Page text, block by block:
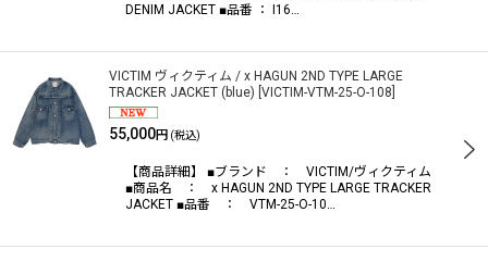
DENIM JACKET ■品番 ： I16…
VICTIM ヴィクティム / x HAGUN 2ND TYPE LARGE
TRACKER JACKET (blue) VICTIM-VTM-25-O-108
55,000円 (税込)
【商品詳細】 ■ブランド ： VICTIM/ヴィクティム
■商品名 ： x HAGUN 2ND TYPE LARGE TRACKER
JACKET ■品番 ： VTM-25-O-10…